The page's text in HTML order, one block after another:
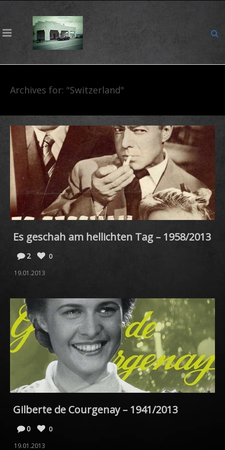
Archives for: "Switzerland"
Es geschah am hellichten Tag – 1958/2013
2
0
19.01.2013
Gilberte de Courgenay – 1941/2013
0
0
19.01.2013